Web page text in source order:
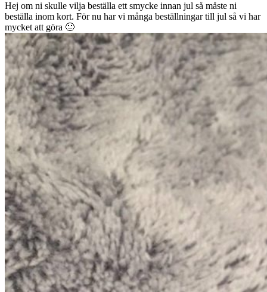
Hej om ni skulle vilja beställa ett smycke innan jul så måste ni
beställa inom kort. För nu har vi många beställningar till jul så vi har
mycket att göra 🙂